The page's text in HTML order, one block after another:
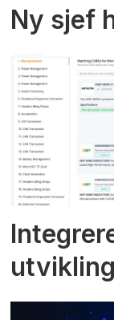
Ny sjef
utvikling